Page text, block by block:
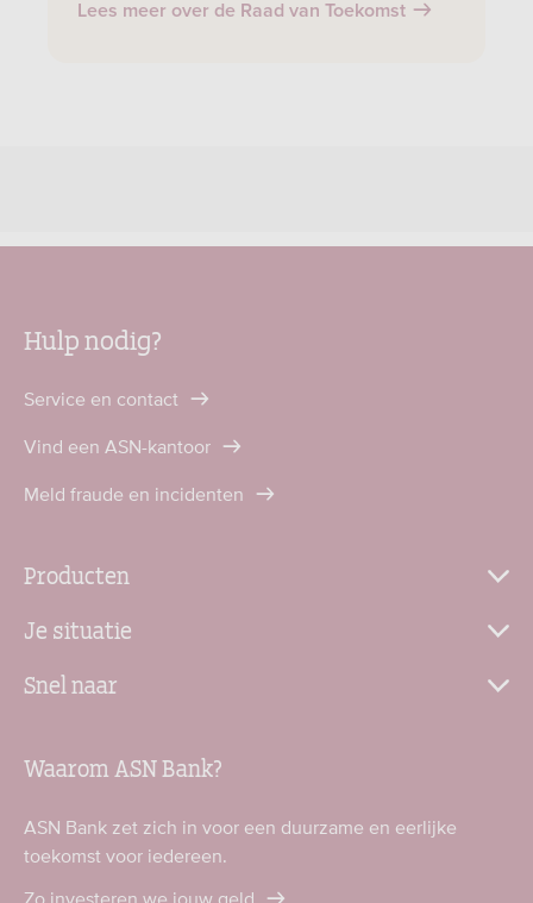
Lees meer over de Raad van Toekomst
Hulp nodig?
Service en contact
Vind een ASN-kantoor
Meld fraude en incidenten
Producten
Je situatie
Snel naar
Waarom ASN Bank?
ASN Bank zet zich in voor een duurzame en eerlijke
toekomst voor iedereen.
Zo investeren we jouw geld